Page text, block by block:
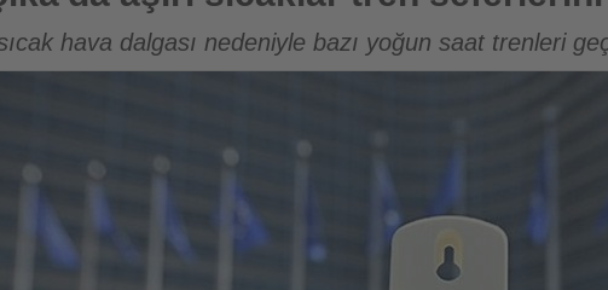
hava dalgası nedeniyle bazı yoğun saat trenleri